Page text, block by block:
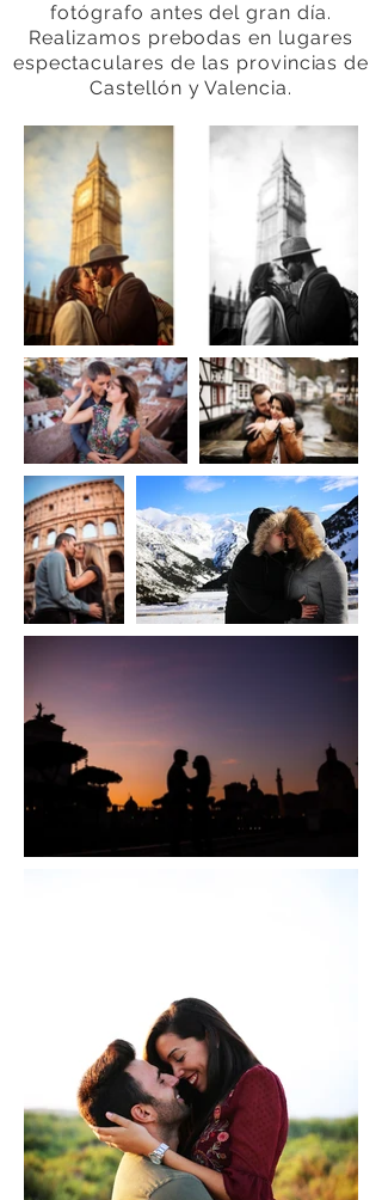
fotógrafo antes del gran día.
Realizamos prebodas en lugares
espectaculares de las provincias de
Castellón y Valencia.